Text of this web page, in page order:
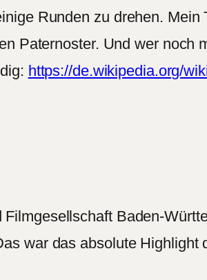
Runden zu drehen.
Paternoster. Und wer noch
https://de.wikipedia.org/
Baden-
war das absolute